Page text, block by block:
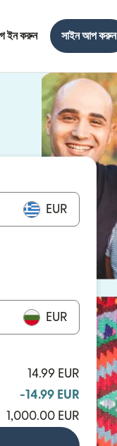
ইন করুন সাইন আপ করুন
EUR
EUR
14.99 EUR
-14.99 EUR
1,000.00 EUR